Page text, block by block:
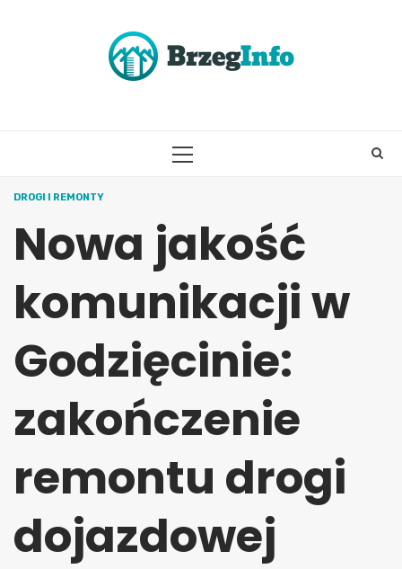
PRIMARY
DROGI I REMONTY
Nowa jakość
komunikacji w
Godzięcinie:
zakończenie
remontu drogi
dojazdowej